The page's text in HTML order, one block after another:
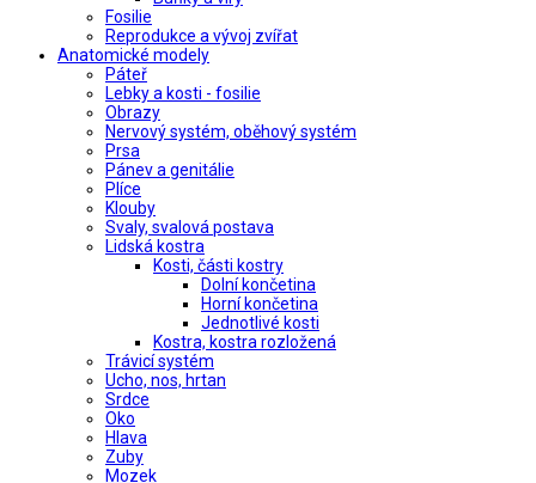
Fosilie
Reprodukce a vývoj zvířat
Anatomické modely
Páteř
Lebky a kosti - fosilie
Obrazy
Nervový systém, oběhový systém
Prsa
Pánev a genitálie
Plíce
Klouby
Svaly, svalová postava
Lidská kostra
Kosti, části kostry
Dolní končetina
Horní končetina
Jednotlivé kosti
Kostra, kostra rozložená
Trávicí systém
Ucho, nos, hrtan
Srdce
Oko
Hlava
Zuby
Mozek